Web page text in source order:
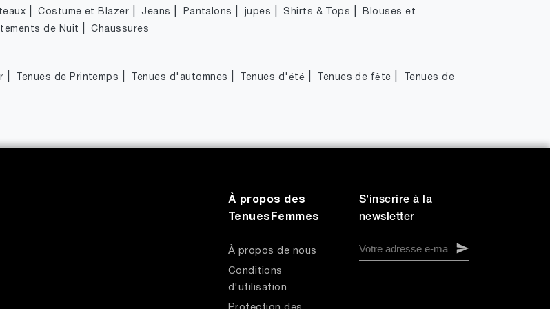
|Costume et Blazer |Jeans Pantalons jupes |Shirts & Tops
Blouses et
de Nuit |Chaussures
Tenues de Printemps Tenues d'automnes Tenues d'été Tenues de fête
Tenues de
À propos des
TenuesFemmes
À propos de nous
Conditions
d'utilisation
S'inscrire à la
newsletter